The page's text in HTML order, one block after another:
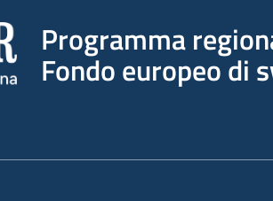
Programma
Fondo europeo di